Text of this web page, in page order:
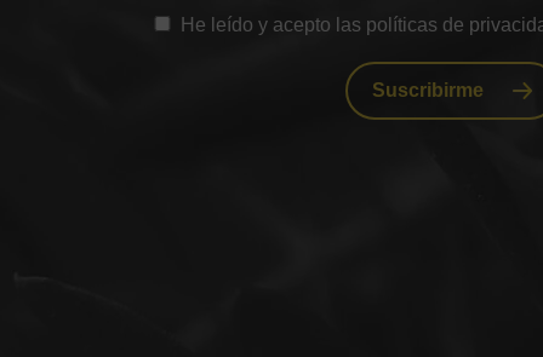
He leído y acepto las políticas de
Suscribirme